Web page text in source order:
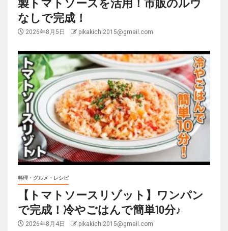
なしで完成！
2026年8月5日 pikakichi2015@gmail.com
料理・グルメ・レシピ
【トマトソースリゾット】ワンパン
で完成！冷やごはんで簡単10分♪
2026年8月4日 pikakichi2015@gmail.com